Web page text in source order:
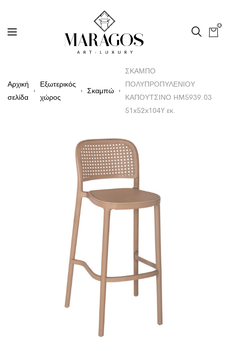
0
Αρχική
σελίδα
Εξωτερικός
χώρος
Σκαμπώ
ΣΚΑΜΠΟ
ΠΟΛΥΠΡΟΠΥΛΕΝΙΟΥ
ΚΑΠΟΥΤΣΙΝΟ HM5939.03
51x52x104Y εκ.